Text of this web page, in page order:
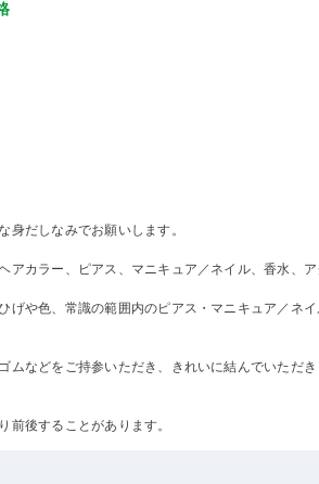
身だしなみでお願いします。
アカラー、ピアス、マニキュア／ネイル、香水、
げや色、常識の範囲内のピアス・マニキュア／ネ
ムなどをご持参いただき、きれいに結んでいただ
前後することがあります。